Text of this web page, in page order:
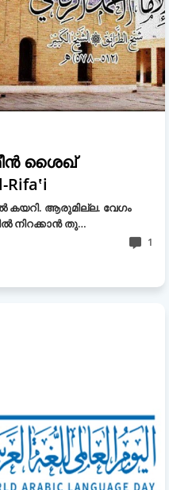
ശൈഖ്
കയറി. ആരുമില്ല. വേഗം
നിറക്കാന്‍ തു…
1